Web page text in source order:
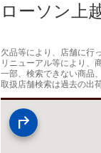
ローソン上
欠品等により、店舗に行
リニューアル等により、
一部、検索できない商品
取扱店舗検索は過去の出